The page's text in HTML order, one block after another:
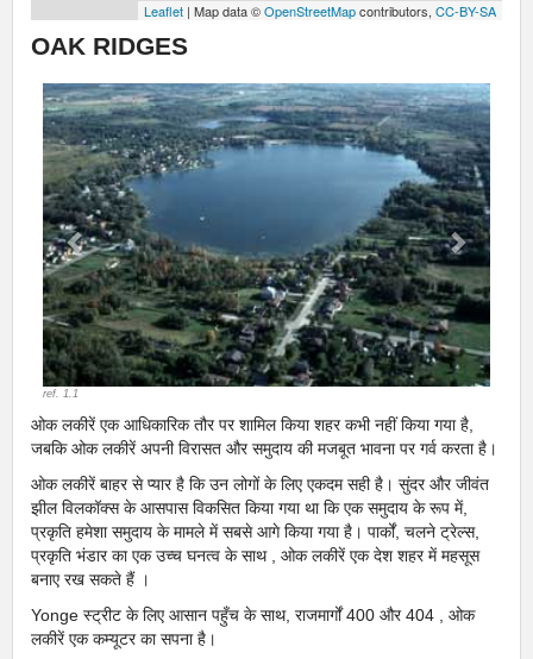
Leaflet | Map data ©OpenStreetMapcontributors, CC-BY-SA
OAK RIDGES
ref. 1.1
Previous Next
ओक लकीरें एक आधिकारिक तौर पर शामिल किया शहर कभी नहीं किया गया है,
जबकि ओक लकीरें अपनी विरासत और समुदाय की मजबूत भावना पर गर्व करता है।
ओक लकीरें बाहर से प्यार है कि उन लोगों के लिए एकदम सही है। सुंदर और जीवंत
झील विलकॉक्स के आसपास विकसित किया गया था कि एक समुदाय के रूप में,
प्रकृति हमेशा समुदाय के मामले में सबसे आगे किया गया है। पार्कों, चलने ट्रेल्स,
प्रकृति भंडार का एक उच्च घनत्व के साथ , ओक लकीरें एक देश शहर में महसूस
बनाए रख सकते हैं ।
Yonge स्ट्रीट के लिए आसान पहुँच के साथ, राजमार्गों 400 और 404 , ओक
लकीरें एक कम्यूटर का सपना है।